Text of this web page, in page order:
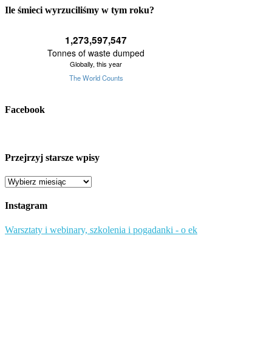
Ile śmieci wyrzuciliśmy w tym roku?
Facebook
Przejrzyj starsze wpisy
Przejrzyj
wpisy
Instagram
Warsztaty i webinary, szkolenia i pogadanki - o ek